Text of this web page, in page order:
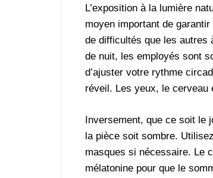
L’exposition à la lumière
moyen important de
de difficultés que les autres
de nuit, les employés sont
d’ajuster votre rythme
réveil. Les yeux, le cerveau
Inversement, que ce soit le
la pièce soit sombre.
masques si nécessaire. Le
mélatonine pour que le